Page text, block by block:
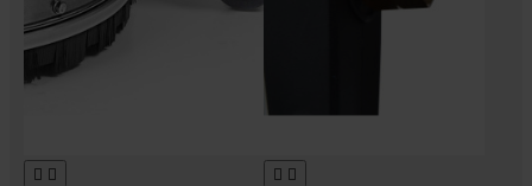
   